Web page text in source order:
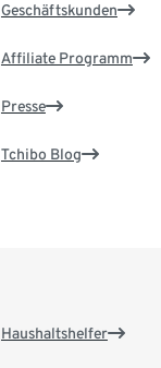
Geschäftskunden
Affiliate Programm
Presse
Tchibo Blog
Haushaltshelfer